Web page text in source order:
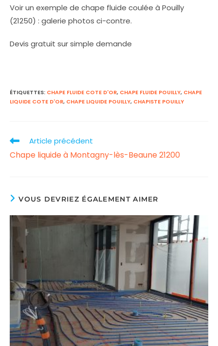
Voir un exemple de chape fluide coulée à Pouilly
(21250) : galerie photos ci-contre.
Devis gratuit sur simple demande
ÉTIQUETTES: CHAPE FLUIDE COTE D'OR, CHAPE FLUIDE POUILLY, CHAPE
LIQUIDE COTE D'OR, CHAPE LIQUIDE POUILLY, CHAPISTE POUILLY
Read
more
Article précédent
Chape liquide à Montagny-lès-Beaune 21200
VOUS DEVRIEZ ÉGALEMENT AIMER